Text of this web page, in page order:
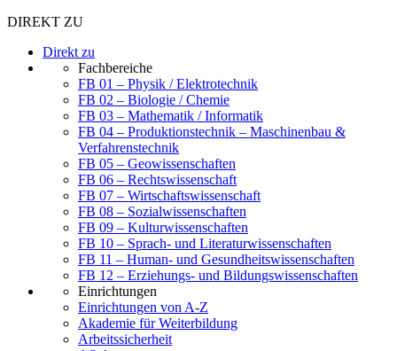
DIREKT ZU
Direkt zu
Fachbereiche
FB 01 – Physik / Elektrotechnik
FB 02 – Biologie / Chemie
FB 03 – Mathematik / Informatik
FB 04 – Produktionstechnik – Maschinenbau &
Verfahrenstechnik
FB 05 – Geowissenschaften
FB 06 – Rechtswissenschaft
FB 07 – Wirtschaftswissenschaft
FB 08 – Sozialwissenschaften
FB 09 – Kulturwissenschaften
FB 10 – Sprach- und Literaturwissenschaften
FB 11 – Human- und Gesundheitswissenschaften
FB 12 – Erziehungs- und Bildungswissenschaften
Einrichtungen
Einrichtungen von A-Z
Akademie für Weiterbildung
Arbeitssicherheit